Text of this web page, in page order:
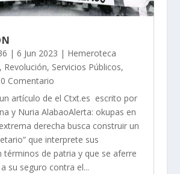
| 6 Jun 2023 | Hemeroteca
, Revolución, Servicios Públicos,
Comentario
artículo de el Ctxt.es escrito por
y Nuria AlabaoAlerta: okupas en
derecha busca construir un
que interprete sus
términos de patria y que se aferre
su seguro contra el...